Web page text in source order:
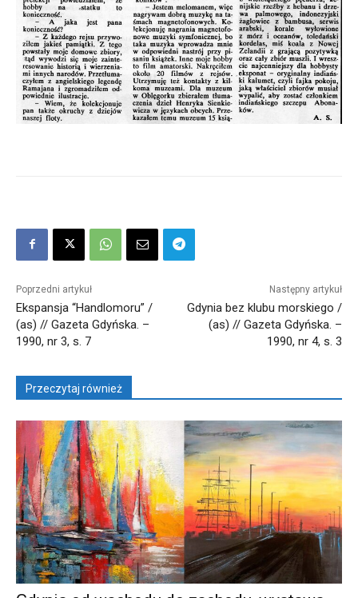
Poprzedni artykuł
Ekspansja “Handlomoru” /
(as) // Gazeta Gdyńska. –
1990, nr 3, s. 7
Następny artykuł
Gdynia bez klubu morskiego /
(as) // Gazeta Gdyńska. –
1990, nr 4, s. 3
Przeczytaj również